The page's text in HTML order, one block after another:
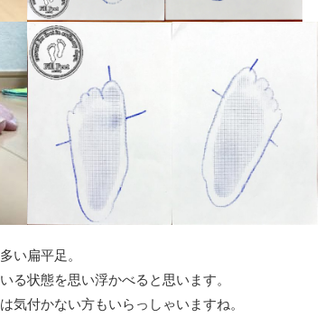
い扁平足。
る状態を思い浮かべると思います。
気付かない方もいらっしゃいますね。